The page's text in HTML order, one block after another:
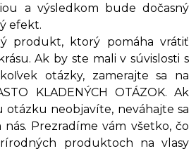
a výsledkom bude dočasný
efekt.
produkt, ktorý pomáha vrátiť
Ak by ste mali v súvislosti s
otázky, zamerajte sa na
KLADENÝCH OTÁZOK. Ak
otázku neobjavíte, neváhajte sa
Prezradíme vám všetko, čo
produktoch na vlasy